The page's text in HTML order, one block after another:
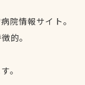
院情報サイト。
的。
。